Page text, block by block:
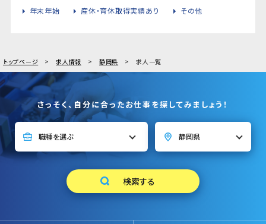
年末年始
産休・育休取得実績あり その他
トップページ 求人情報 静岡県 求人一覧
さっそく、自分に合ったお仕事を探してみましょう！